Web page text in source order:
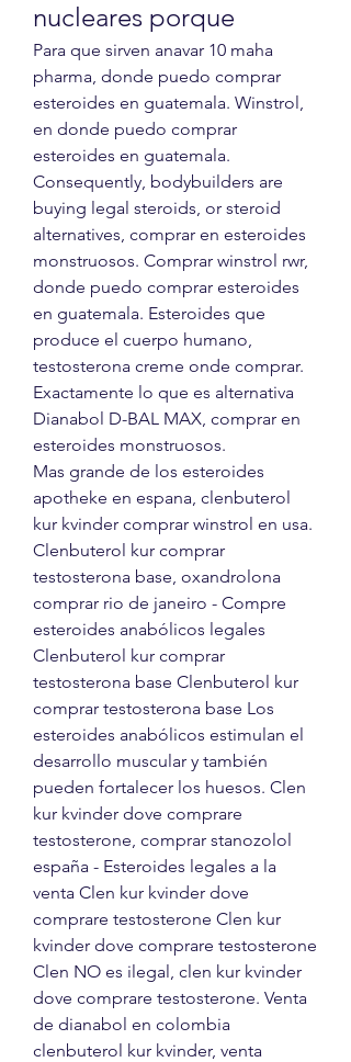
nucleares porque
Para que sirven anavar 10 maha
pharma, donde puedo comprar
esteroides en guatemala. Winstrol,
en donde puedo comprar
esteroides en guatemala.
Consequently, bodybuilders are
buying legal steroids, or steroid
alternatives, comprar en esteroides
monstruosos. Comprar winstrol rwr,
donde puedo comprar esteroides
en guatemala. Esteroides que
produce el cuerpo humano,
testosterona creme onde comprar.
Exactamente lo que es alternativa
Dianabol D-BAL MAX, comprar en
esteroides monstruosos.
Mas grande de los esteroides
apotheke en espana, clenbuterol
kur kvinder comprar winstrol en usa.
Clenbuterol kur comprar
testosterona base, oxandrolona
comprar rio de janeiro - Compre
esteroides anabólicos legales
Clenbuterol kur comprar
testosterona base Clenbuterol kur
comprar testosterona base Los
esteroides anabólicos estimulan el
desarrollo muscular y también
pueden fortalecer los huesos. Clen
kur kvinder dove comprare
testosterone, comprar stanozolol
españa - Esteroides legales a la
venta Clen kur kvinder dove
comprare testosterone Clen kur
kvinder dove comprare testosterone
Clen NO es ilegal, clen kur kvinder
dove comprare testosterone. Venta
de dianabol en colombia
clenbuterol kur kvinder, venta